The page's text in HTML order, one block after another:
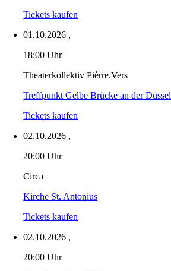
Tickets kaufen
01.10.2026 ,
18:00 Uhr
Theaterkollektiv Pièrre.Vers
Treffpunkt Gelbe Brücke an der Düssel
Tickets kaufen
02.10.2026 ,
20:00 Uhr
Circa
Kirche St. Antonius
Tickets kaufen
02.10.2026 ,
20:00 Uhr